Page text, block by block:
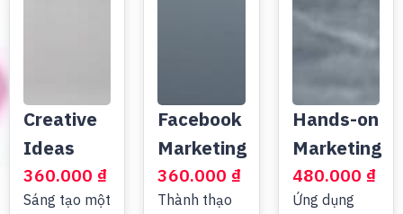
Creative
Ideas
360.000 ₫
Sáng tạo một
Facebook
Marketing
360.000 ₫
Thành thạo
Hands-on
Marketing
480.000 ₫
Ứng dụng